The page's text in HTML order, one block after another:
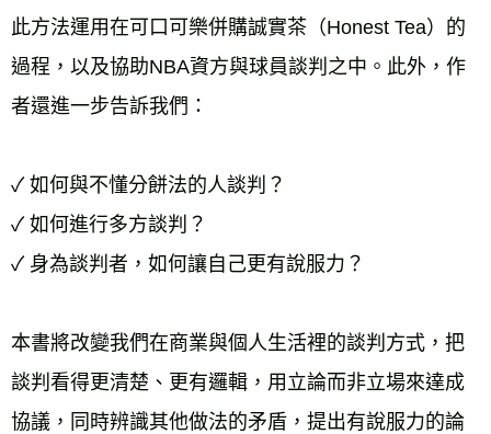
此方法運用在可口可樂併購誠實茶（Honest Tea）的
過程，以及協助NBA資方與球員談判之中。此外，作
者還進一步告訴我們：
✓ 如何與不懂分餅法的人談判？
✓ 如何進行多方談判？
✓ 身為談判者，如何讓自己更有說服力？
本書將改變我們在商業與個人生活裡的談判方式，把
談判看得更清楚、更有邏輯，用立論而非立場來達成
協議，同時辨識其他做法的矛盾，提出有說服力的論